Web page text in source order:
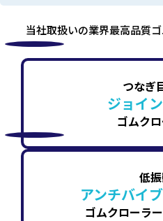
当社取扱いの業界最高品質
つなぎ
ジョイ
ゴムク
低
アンチバイ
ゴムクローラ